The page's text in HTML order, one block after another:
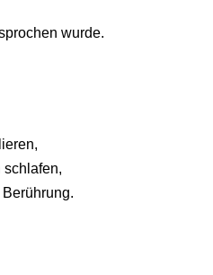
wurde.
schlafen,
Berührung.